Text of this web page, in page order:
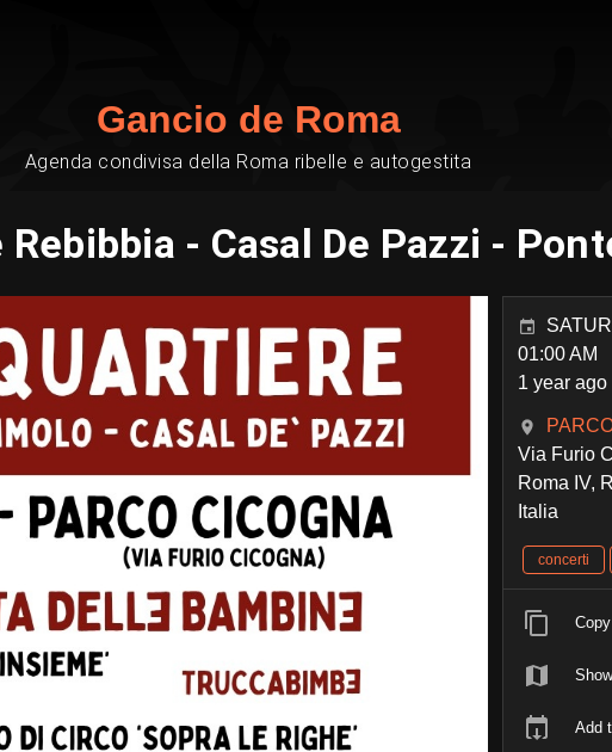
Gancio de Roma
Agenda condivisa della Roma ribelle e autogestita
- Casal De Pazzi -
01:00 AM
1 year ago
Via Furio
Roma IV,
Italia
concerti
Add